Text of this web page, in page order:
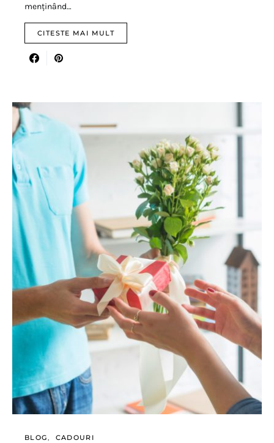
menținând…
CITESTE MAI MULT
BLOG CADOURI